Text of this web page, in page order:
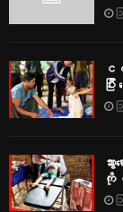
င
ပြီ
သွ
ကို